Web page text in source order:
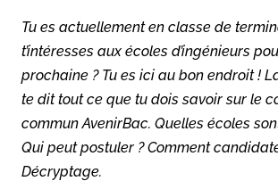
Tu es actuellement en classe de
t’intéresses aux écoles d’ingénieurs
prochaine ? Tu es ici au bon endroit !
te dit tout ce que tu dois savoir sur le
commun AvenirBac. Quelles écoles
Qui peut postuler ? Comment
Décryptage.